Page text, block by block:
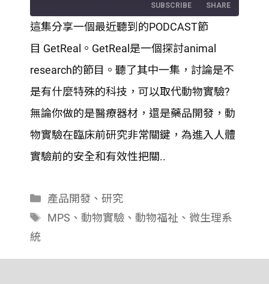
SUBSCRIBE SHARE
RSS FEED
LINK
EMBED
這集分享一個最近聽到的PODCAST節
目 GetReal。GetReal是一個探討animal
research的節目。聽了其中一集，討論是不
是有什麼特殊的科技，可以取代動物實驗?
無論你做的是醫療器材，還是藥品開發，動
物實驗在臨床前研究非常關鍵，為進入人體
實驗前的安全和有效性把關..
分
類
產品開發、 研究
標
MPS 、 動物實驗、 動物福祉 、 微生理系
統